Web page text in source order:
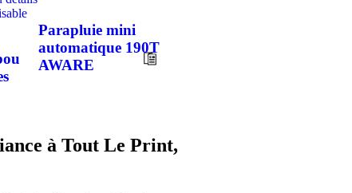
Parapluie mini
automatique 190T
AWARE
à Tout Le Print,